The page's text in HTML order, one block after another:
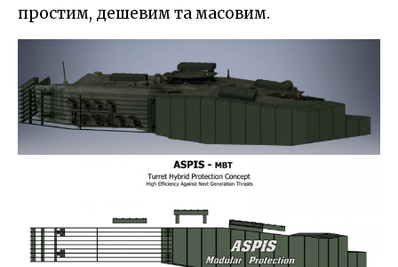
простим, дешевим та масовим.